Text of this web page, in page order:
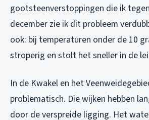
gootsteenverstoppingen die ik
december zie ik dit probleem
ook: bij temperaturen onder de 10
stroperig en stolt het sneller in de
In de Kwakel en het
problematisch. Die wijken hebben
door de verspreide ligging. Het